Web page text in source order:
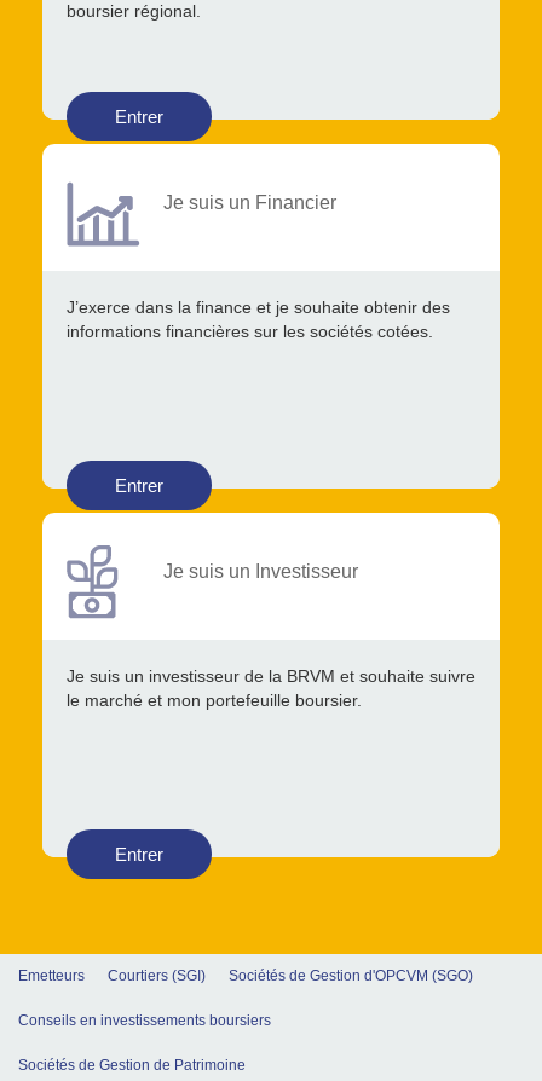
boursier régional.
Entrer
Je suis un Financier
J’exerce dans la finance et je souhaite obtenir des
informations financières sur les sociétés cotées.
Entrer
Je suis un Investisseur
Je suis un investisseur de la BRVM et souhaite suivre
le marché et mon portefeuille boursier.
Entrer
Emetteurs Courtiers (SGI) Sociétés de Gestion d'OPCVM (SGO)
Conseils en investissements boursiers
Sociétés de Gestion de Patrimoine